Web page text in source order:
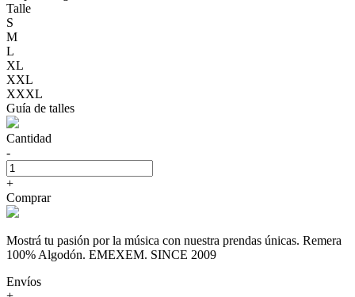
Talle
S
M
L
XL
XXL
XXXL
Guía de talles
Cantidad
-
+
Comprar
Mostrá tu pasión por la música con nuestra prendas únicas. Remera
100% Algodón. EMEXEM. SINCE 2009
Envíos